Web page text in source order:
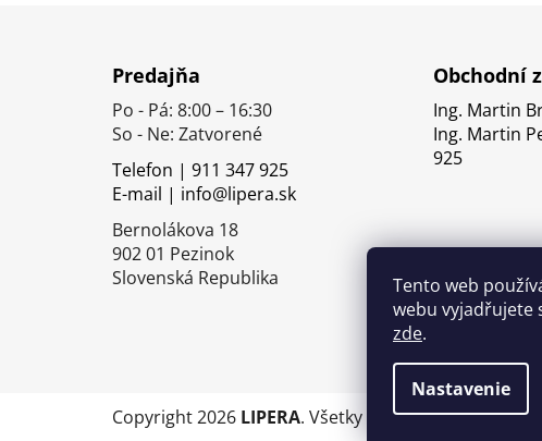
Tento web
webu vyjadřujete
zde.
Nastavenie
Predajňa
Po - Pá: 8:00 – 16:30
So - Ne: Zatvorené
Telefon | 911 347 925
E-mail | info@lipera.sk
Bernolákova 18
902 01 Pezinok
Slovenská Republika
Obchodní
Ing. Martin
Ing. Martin
925
Copyright 2026 LIPERA. Všetky práva vyhradené.